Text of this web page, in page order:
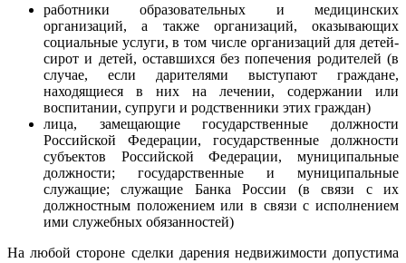
работники образовательных и медицинских
организаций, а также организаций, оказывающих
социальные услуги, в том числе организаций для детей-
сирот и детей, оставшихся без попечения родителей (в
случае, если дарителями выступают граждане,
находящиеся в них на лечении, содержании или
воспитании, супруги и родственники этих граждан)
лица, замещающие государственные должности
Российской Федерации, государственные должности
субъектов Российской Федерации, муниципальные
должности; государственные и муниципальные
служащие; служащие Банка России (в связи с их
должностным положением или в связи с исполнением
ими служебных обязанностей)
На любой стороне сделки дарения недвижимости допустима